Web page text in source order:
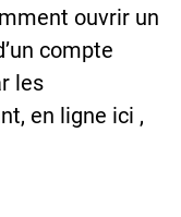
ouvrir un
compte
les
en ligne ici ,